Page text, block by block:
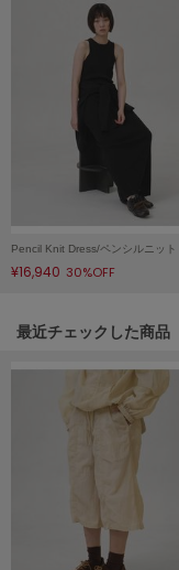
made of Organics
メイドオブオーガニクス
MICHU COQUETTE
MIESROHE
ミーエスミーム
NEW Balance
ニューバランス
¥16,940 30%OFF
関連記事
最近チェックした商品